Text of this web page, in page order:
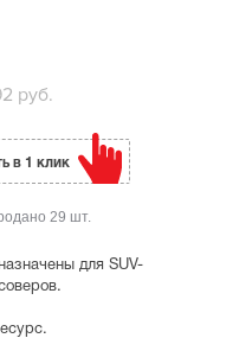
для SUV-
руб.
в 1 клик
29 шт.